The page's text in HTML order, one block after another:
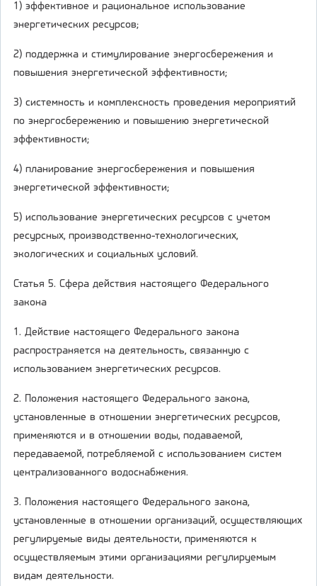
1) эффективное и рациональное использование
энергетических ресурсов;
2) поддержка и стимулирование энергосбережения и
повышения энергетической эффективности;
3) системность и комплексность проведения мероприятий
по энергосбережению и повышению энергетической
эффективности;
4) планирование энергосбережения и повышения
энергетической эффективности;
5) использование энергетических ресурсов с учетом
ресурсных, производственно-технологических,
экологических и социальных условий.
Статья 5. Сфера действия настоящего Федерального
закона
1. Действие настоящего Федерального закона
распространяется на деятельность, связанную с
использованием энергетических ресурсов.
2. Положения настоящего Федерального закона,
установленные в отношении энергетических ресурсов,
применяются и в отношении воды, подаваемой,
передаваемой, потребляемой с использованием систем
централизованного водоснабжения.
3. Положения настоящего Федерального закона,
установленные в отношении организаций, осуществляющих
регулируемые виды деятельности, применяются к
осуществляемым этими организациями регулируемым
видам деятельности.